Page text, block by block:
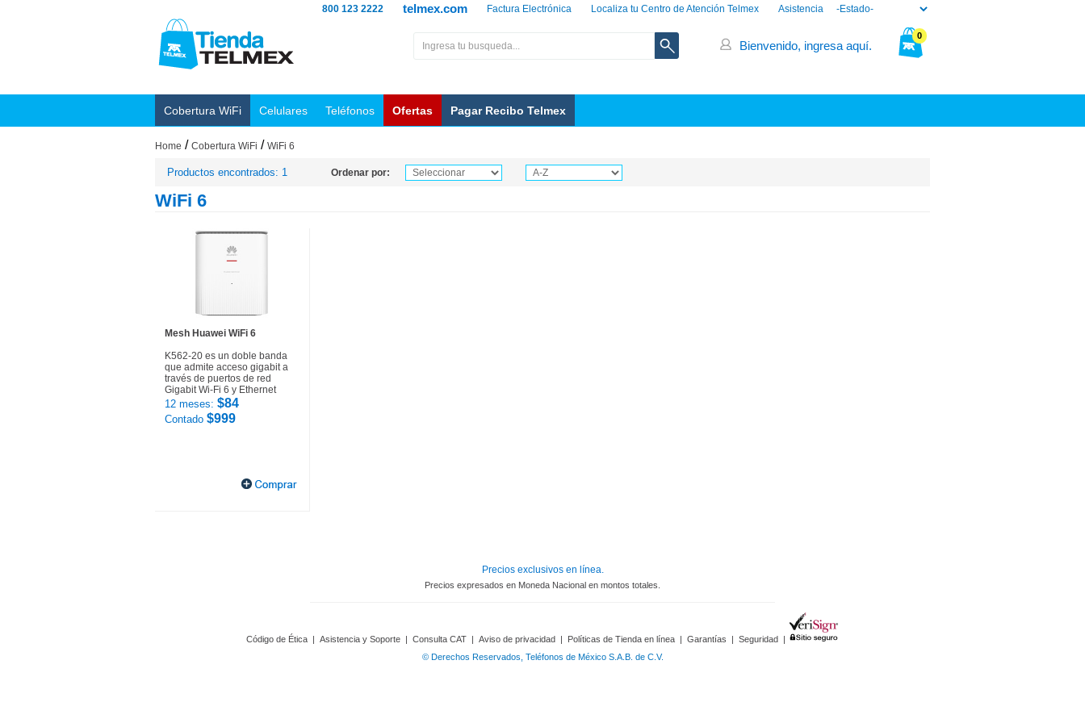
Asistencia
Localiza tu Centro de Atención Telmex
Factura Electrónica
telmex.com
800 123 2222
0
Bienvenido, ingresa aquí.
Cobertura WiFi Celulares Teléfonos Ofertas Pagar Recibo Telmex
Home / Cobertura WiFi / WiFi 6
Productos encontrados: 1 Ordenar por:
WiFi 6
Mesh Huawei WiFi 6
K562-20 es un doble banda
que admite acceso gigabit a
través de puertos de red
Gigabit Wi-Fi 6 y Ethernet
12 meses: $84
Contado $999
Precios exclusivos en línea.
Precios expresados en Moneda Nacional en montos totales.
Código de Ética | Asistencia y Soporte | Consulta CAT | Aviso de privacidad | Políticas de Tienda en línea | Garantías | Seguridad |
© Derechos Reservados, Teléfonos de México S.A.B. de C.V.